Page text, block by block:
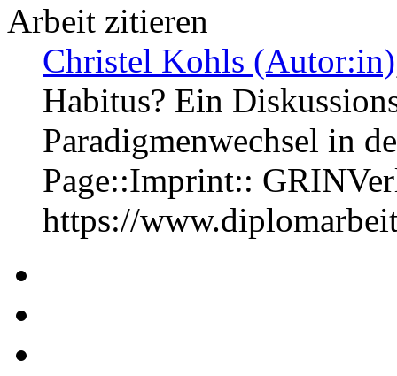
Arbeit zitieren
Christel Kohls (Autor:in)
Habitus? Ein
Paradigmenwechsel in
Page::Imprint::
https://